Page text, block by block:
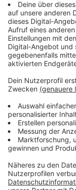
einzusetzen. 38
Politik zu
dieser Aussage
sieht,
glaubt, dass die
Menschen sind.
Politik die
nimmt.
Anzeige
Anzeige